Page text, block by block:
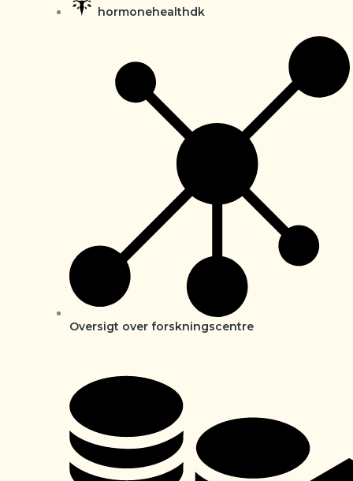
hormonehealthdk
Oversigt over forskningscentre